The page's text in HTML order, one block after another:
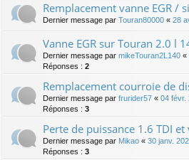
Remplacement vanne EGR /
Dernier message par Touran80000 « 28
Vanne EGR sur Touran 2.0 l
Dernier message par mikeTouran2L140 «
Réponses : 2
Remplacement courroie de
Dernier message par frurider57 « 04 févr.
Réponses : 3
Perte de puissance 1.6 TDI et
Dernier message par Mikao « 30 janv.
Réponses : 3